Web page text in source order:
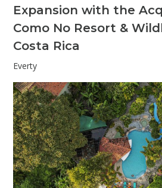
Expansion with the
Como No Resort &
Costa Rica
Everty